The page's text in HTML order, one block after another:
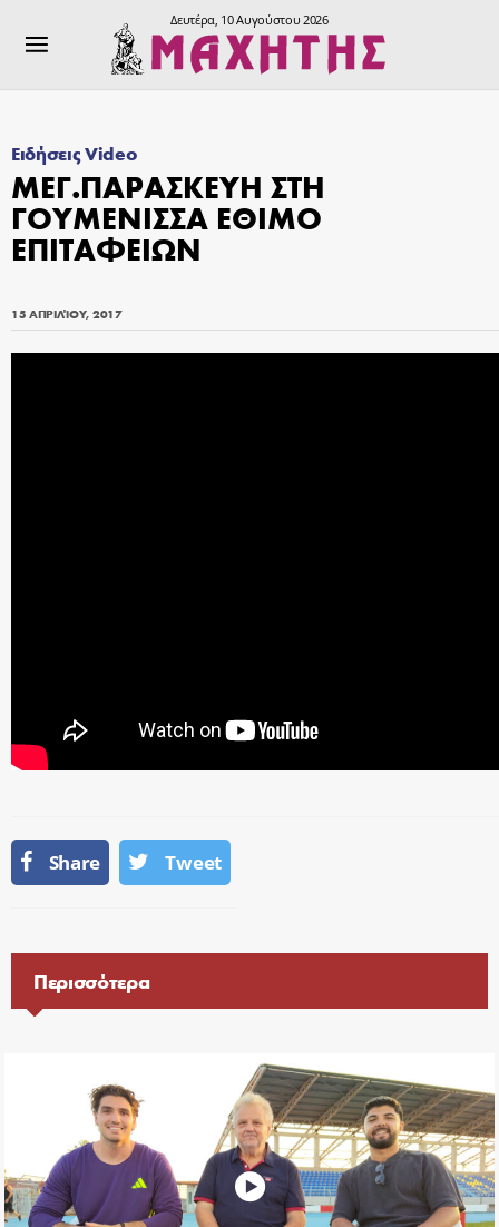
Δευτέρα, 10 Αυγούστου 2026
Ειδήσεις Video
ΜΕΓ.ΠΑΡΑΣΚΕΥΗ ΣΤΗ
ΓΟΥΜΕΝΙΣΣΑ ΕΘΙΜΟ
ΕΠΙΤΑΦΕΙΩΝ
15 ΑΠΡΙΛΊΟΥ, 2017
Share Tweet
Περισσότερα